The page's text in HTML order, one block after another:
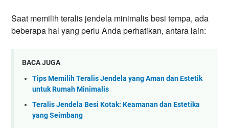
Saat memilih teralis jendela minimalis besi tempa, ada
beberapa hal yang perlu Anda perhatikan, antara lain:
BACA JUGA
Tips Memilih Teralis Jendela yang Aman dan Estetik
untuk Rumah Minimalis
Teralis Jendela Besi Kotak: Keamanan dan Estetika
yang Seimbang